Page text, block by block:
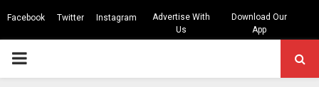
Facebook Twitter Instagram
Advertise With
Us
Download Our
App
PRIMARY